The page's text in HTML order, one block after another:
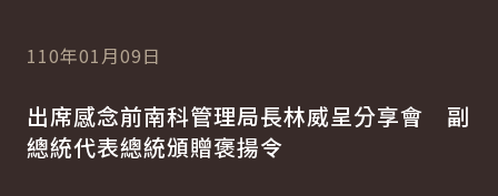
110年01月09日
出席感念前南科管理局長林威呈分享會 副
總統代表總統頒贈褒揚令